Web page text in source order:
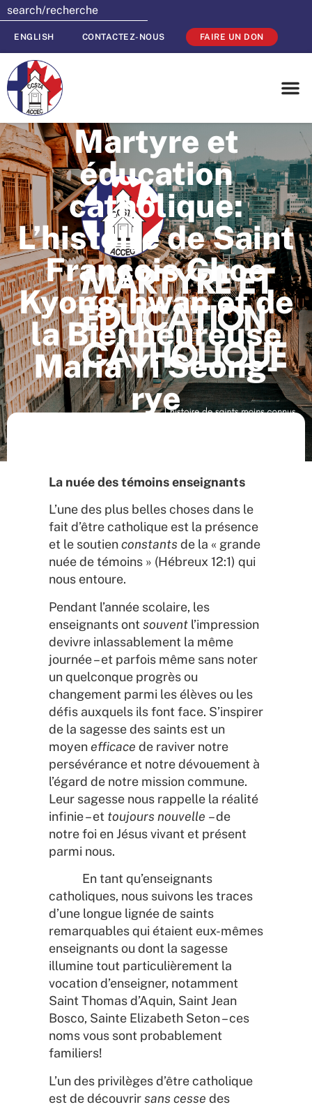
ENGLISH CONTACTEZ-NOUS FAIRE UN DON
Martyre et
éducation
catholique:
L’histoire de Saint
François Choe
Kyong-hwan et de
la Bienheureuse
Maria Yi Seong-
rye
La nuée des témoins enseignants
L’une des plus belles choses dans le
fait d’être catholique est la présence
et le soutienconstants de la « grande
nuée de témoins » (Hébreux 12:1) qui
nous entoure.
Pendant l’année scolaire, les
enseignants ont souvent l’impression
devivre inlassablement la même
journée – et parfois même sans noter
un quelconque progrès ou
changement parmi les élèves ou les
défis auxquels ils font face. S’inspirer
de la sagesse des saints est un
moyenefficace de raviver notre
persévérance et notre dévouement à
l’égard de notre mission commune.
Leur sagesse nous rappelle la réalité
infinie – et toujours nouvelle – de
notre foi en Jésus vivant et présent
parmi nous.
En tant qu’enseignants
catholiques, nous suivons les traces
d’une longue lignée de saints
remarquables qui étaient eux-mêmes
enseignants ou dont la sagesse
illumine tout particulièrement la
vocation d’enseigner, notamment
Saint Thomas d’Aquin, Saint Jean
Bosco, Sainte Elizabeth Seton – ces
noms vous sont probablement
familiers!
L’un des privilèges d’être catholique
est de découvrirsans cesse des